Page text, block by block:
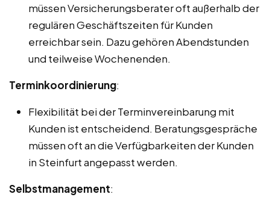
müssen Versicherungsberater oft außerhalb der
regulären Geschäftszeiten für Kunden
erreichbar sein. Dazu gehören Abendstunden
und teilweise Wochenenden.
Terminkoordinierung:
Flexibilität bei der Terminvereinbarung mit
Kunden ist entscheidend. Beratungsgespräche
müssen oft an die Verfügbarkeiten der Kunden
in Steinfurt angepasst werden.
Selbstmanagement: